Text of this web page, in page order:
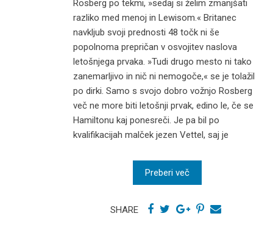
Rosberg po tekmi, »sedaj si želim zmanjšati
razliko med menoj in Lewisom.« Britanec
navkljub svoji prednosti 48 točk ni še
popolnoma prepričan v osvojitev naslova
letošnjega prvaka. »Tudi drugo mesto ni tako
zanemarljivo in nič ni nemogoče,« se je tolažil
po dirki. Samo s svojo dobro vožnjo Rosberg
več ne more biti letošnji prvak, edino le, če se
Hamiltonu kaj ponesreči. Je pa bil po
kvalifikacijah malček jezen Vettel, saj je
Preberi več
SHARE